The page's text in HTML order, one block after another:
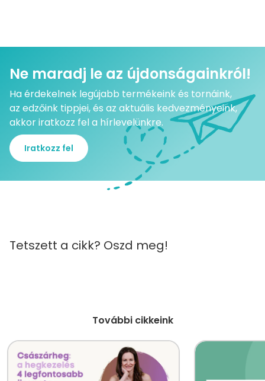
Ne maradj le az újdonságainkról!
Ha érdekelnek legújabb termékeink és tornáink,
az edzőink tippjei, és az aktuális kedvezményeink,
akkor iratkozz fel a hírlevelünkre.
Iratkozz fel
Tetszett a cikk? Oszd meg!
További cikkeink